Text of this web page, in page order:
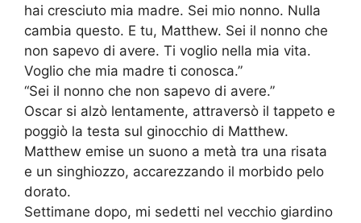
hai cresciuto mia madre. Sei mio nonno. Nulla
cambia questo. E tu, Matthew. Sei il nonno che
non sapevo di avere. Ti voglio nella mia vita.
Voglio che mia madre ti conosca.”
“Sei il nonno che non sapevo di avere.”
Oscar si alzò lentamente, attraversò il tappeto e
poggiò la testa sul ginocchio di Matthew.
Matthew emise un suono a metà tra una risata
e un singhiozzo, accarezzando il morbido pelo
dorato.
Settimane dopo, mi sedetti nel vecchio giardino